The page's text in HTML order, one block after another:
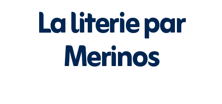
La literie par
Merinos